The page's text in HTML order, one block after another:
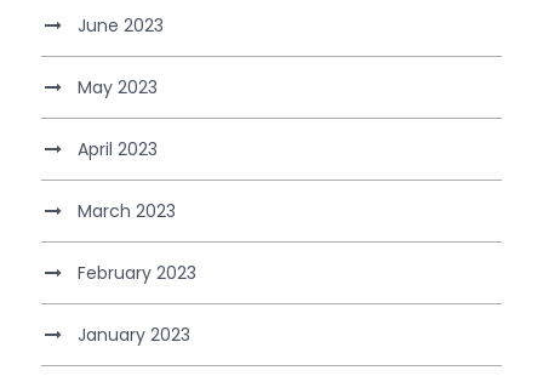
June 2023
May 2023
April 2023
March 2023
February 2023
January 2023